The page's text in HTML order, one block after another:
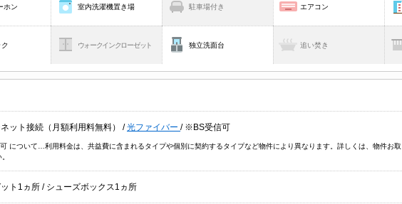
ホン 室内洗濯機置き場 駐車場付き エアコン
ウォークインクローゼット 独立洗面台 追い焚き
ット接続（月額利用料無料） /光ファイバー / ※BS受信可
について…利用料金は、共益費に含まれるタイプや個別に契約するタイプなど物件により異なります。詳しくは、物件お
ト1ヵ所 / シューズボックス1ヵ所